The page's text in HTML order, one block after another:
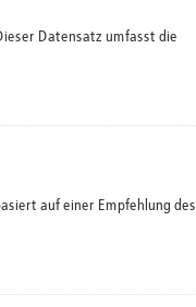
Datensatz umfasst die
auf einer Empfehlung des